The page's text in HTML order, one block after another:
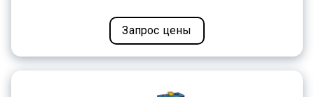
Запрос цены